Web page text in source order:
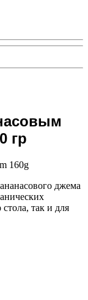
гр
160g
джема
так и для